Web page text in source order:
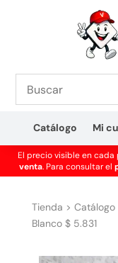
Catálogo Mi
El precio visible en
venta. Para consultar el
Tienda > Catálogo
Blanco $ 5.831